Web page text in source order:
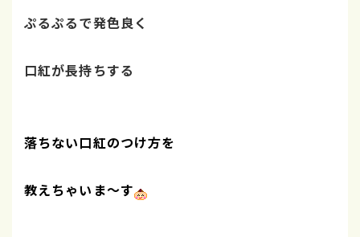
ぷるぷるで発色良く
口紅が長持ちする
落ちない口紅のつけ方を
教えちゃいま～す